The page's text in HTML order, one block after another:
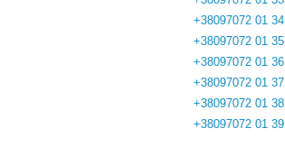
+38097072 01 34
+38097072 01 35
+38097072 01 36
+38097072 01 37
+38097072 01 38
+38097072 01 39